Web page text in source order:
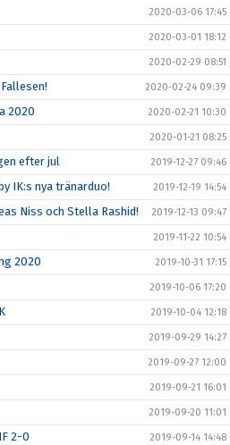
2020-03-06 17:45
2020-03-01 18:12
2020-02-29 08:51
2020-02-24 09:39
2020 2020-02-21 10:30
2020-01-21 08:25
efter jul 2019-12-27 09:46
IK:s nya tränarduo! 2019-12-19 14:54
Niss och Stella Rashid! 2019-12-13 09:47
2019-11-22 10:54
2020 2019-10-31 17:15
2019-10-06 17:20
2019-10-04 12:18
2019-09-29 14:27
2019-09-27 12:00
2019-09-21 16:01
2019-09-20 11:01
2-0 2019-09-14 14:48